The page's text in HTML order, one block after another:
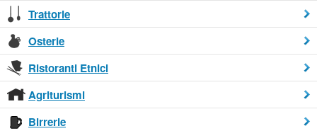
Trattorie
Osterie
Ristoranti Etnici
Agriturismi
Birrerie